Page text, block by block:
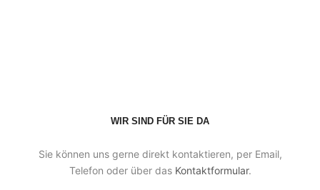
WIR SIND FÜR SIE DA
Sie können uns gerne direkt kontaktieren, per Email,
Telefon oder über das Kontaktformular.